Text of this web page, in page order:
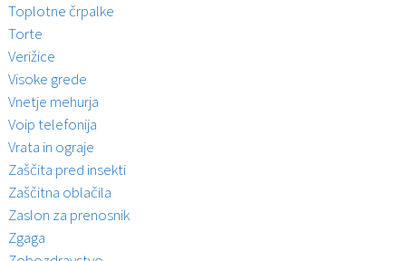
Toplotne črpalke
Torte
Verižice
Visoke grede
Vnetje mehurja
Voip telefonija
Vrata in ograje
Zaščita pred insekti
Zaščitna oblačila
Zaslon za prenosnik
Zgaga